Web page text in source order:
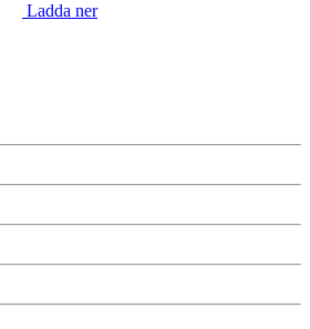
Ladda ner